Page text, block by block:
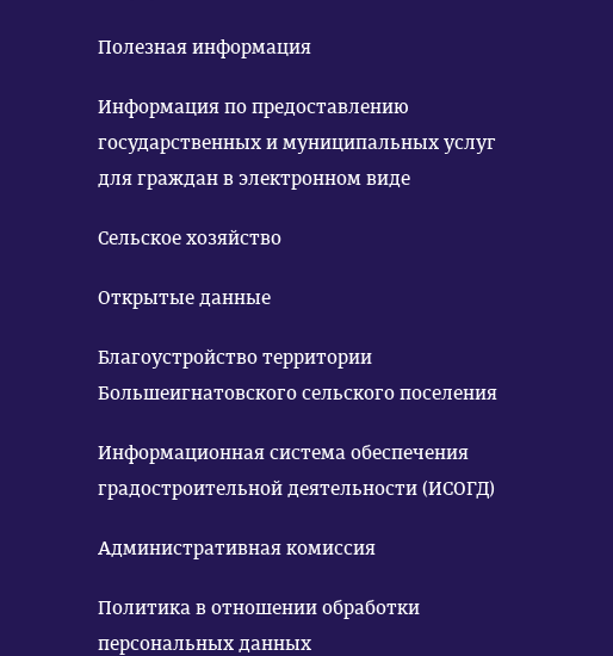
Полезная информация
Информация по предоставлению
государственных и муниципальных услуг
для граждан в электронном виде
Сельское хозяйство
Открытые данные
Благоустройство территории
Большеигнатовского сельского поселения
Информационная система обеспечения
градостроительной деятельности (ИСОГД)
Административная комиссия
Политика в отношении обработки
персональных данных